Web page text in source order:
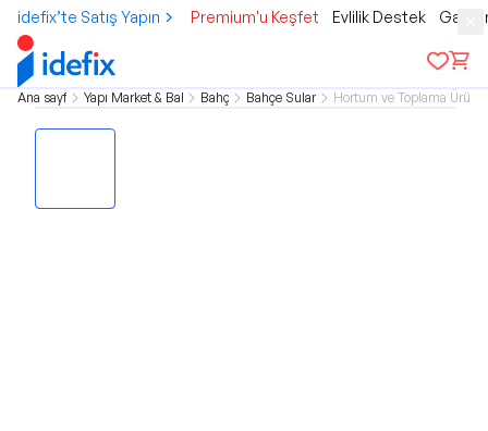
idefix’te Satış Yapın Premium'u Keşfet Evlilik Destek
Ana sayfa Yapı Market & Bahçe Bahçe Bahçe Sulama Hortum ve Toplama